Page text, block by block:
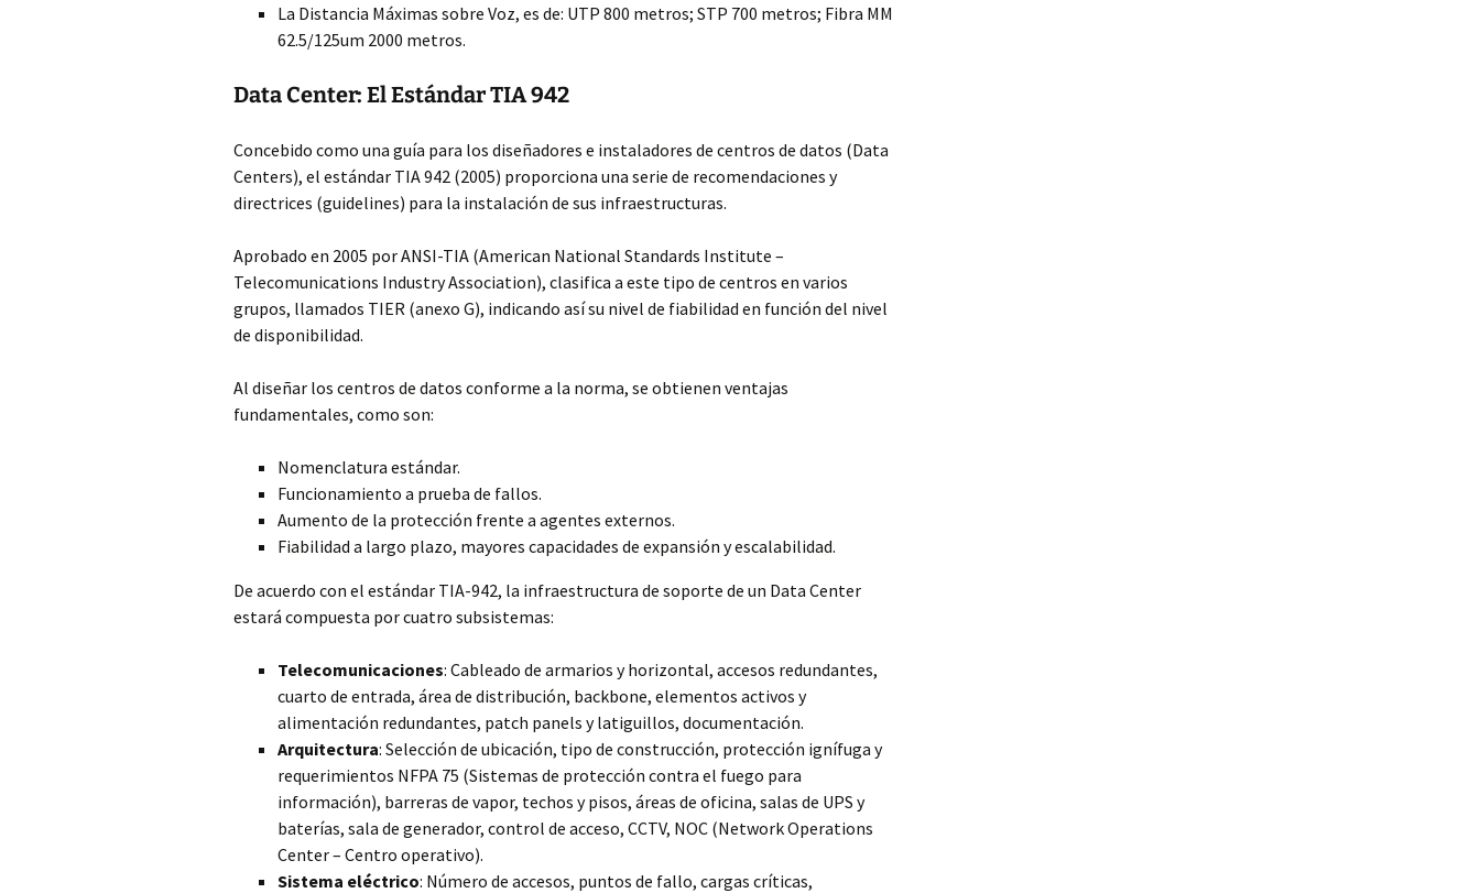
La Distancia Máximas sobre Voz, es de: UTP 800 metros; STP 700 metros; Fibra MM
62.5/125um 2000 metros.
Data Center: El Estándar TIA 942
Concebido como una guía para los diseñadores e instaladores de centros de datos (Data
Centers), el estándar TIA 942 (2005) proporciona una serie de recomendaciones y
directrices (guidelines) para la instalación de sus infraestructuras.
Aprobado en 2005 por ANSI-TIA (American National Standards Institute –
Telecomunications Industry Association), clasifica a este tipo de centros en varios
grupos, llamados TIER (anexo G), indicando así su nivel de fiabilidad en función del nivel
de disponibilidad.
Al diseñar los centros de datos conforme a la norma, se obtienen ventajas
fundamentales, como son:
Nomenclatura estándar.
Funcionamiento a prueba de fallos.
Aumento de la protección frente a agentes externos.
Fiabilidad a largo plazo, mayores capacidades de expansión y escalabilidad.
De acuerdo con el estándar TIA-942, la infraestructura de soporte de un Data Center
estará compuesta por cuatro subsistemas:
Telecomunicaciones: Cableado de armarios y horizontal, accesos redundantes,
cuarto de entrada, área de distribución, backbone, elementos activos y
alimentación redundantes, patch panels y latiguillos, documentación.
Arquitectura: Selección de ubicación, tipo de construcción, protección ignífuga y
requerimientos NFPA 75 (Sistemas de protección contra el fuego para
información), barreras de vapor, techos y pisos, áreas de oficina, salas de UPS y
baterías, sala de generador, control de acceso, CCTV, NOC (Network Operations
Center – Centro operativo).
Sistema eléctrico: Número de accesos, puntos de fallo, cargas críticas,